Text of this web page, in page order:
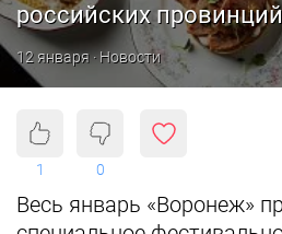
российских провинций
12 января · Новости
1 0
Весь январь «Воронеж»